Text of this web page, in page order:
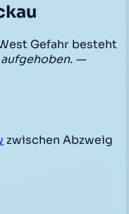
Gefahr besteht
—
zwischen Abzweig